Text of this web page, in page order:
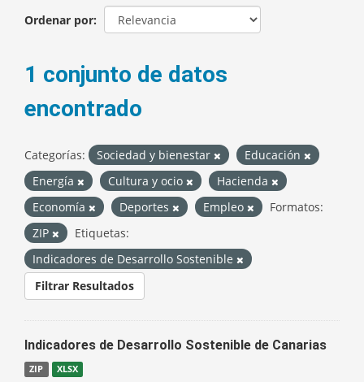
Ordenar por
1 conjunto de datos
encontrado
Categorías: Sociedad y bienestar
Educación
Energía
Cultura y ocio
Hacienda
Economía
Deportes Empleo
Formatos:
ZIP
Etiquetas:
Indicadores de Desarrollo Sostenible
Filtrar Resultados
Indicadores de Desarrollo Sostenible de Canarias
ZIP XLSX